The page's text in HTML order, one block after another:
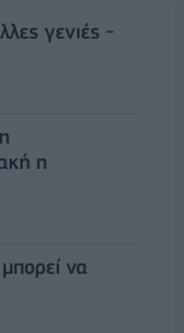
γενιές -
η
να